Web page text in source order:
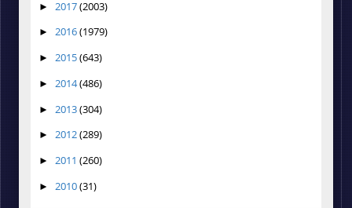
► 2017(2003)
► 2016(1979)
► 2015(643)
► 2014(486)
► 2013(304)
► 2012(289)
► 2011 (260)
► 2010(31)